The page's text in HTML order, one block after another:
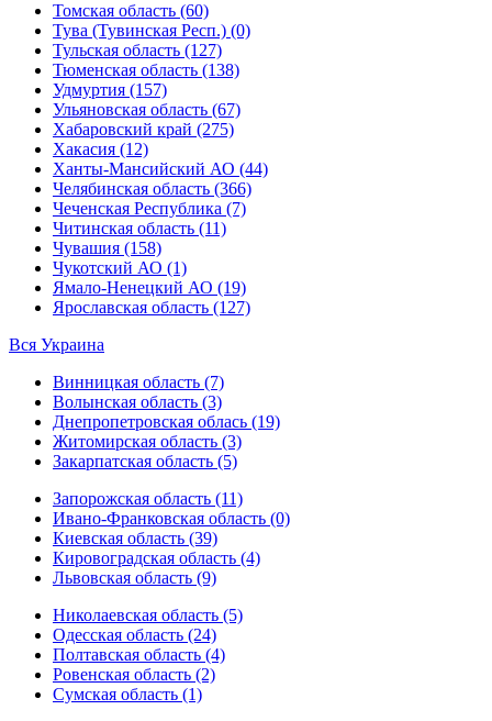
Томская область (60)
Тува (Тувинская Респ.) (0)
Тульская область (127)
Тюменская область (138)
Удмуртия (157)
Ульяновская область (67)
Хабаровский край (275)
Хакасия (12)
Ханты-Мансийский АО (44)
Челябинская область (366)
Чеченская Республика (7)
Читинская область (11)
Чувашия (158)
Чукотский АО (1)
Ямало-Ненецкий АО (19)
Ярославская область (127)
Вся Украина
Винницкая область (7)
Волынская область (3)
Днепропетровская облась (19)
Житомирская область (3)
Закарпатская область (5)
Запорожская область (11)
Ивано-Франковская область (0)
Киевская область (39)
Кировоградская область (4)
Львовская область (9)
Николаевская область (5)
Одесская область (24)
Полтавская область (4)
Ровенская область (2)
Сумская область (1)